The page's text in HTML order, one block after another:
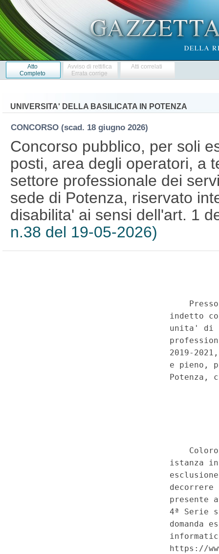
Atto
Completo
Avviso di rettifica
Errata corrige
Atti correlati
UNIVERSITA' DELLA BASILICATA IN POTENZA
CONCORSO (scad. 18 giugno 2026)
Concorso pubblico, per soli
posti, area degli operatori, a
settore professionale dei
sede di Potenza, riservato
disabilita' ai sensi dell'art. 1
n.38 del 19-05-2026)